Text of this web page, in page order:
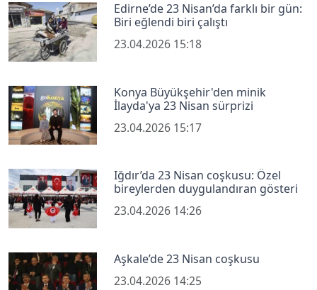
Edirne’de 23 Nisan’da farklı bir gün:
Biri eğlendi biri çalıştı
23.04.2026 15:18
Konya Büyükşehir'den minik
İlayda'ya 23 Nisan sürprizi
23.04.2026 15:17
Iğdır’da 23 Nisan coşkusu: Özel
bireylerden duygulandıran gösteri
23.04.2026 14:26
Aşkale’de 23 Nisan coşkusu
23.04.2026 14:25